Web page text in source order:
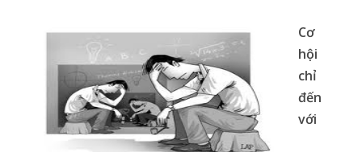
Cơ
hội
chỉ
đến
với